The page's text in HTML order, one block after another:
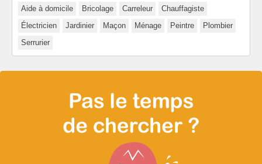
Aide à domicile Bricolage Carreleur
Chauffagiste
Électricien
Jardinier Maçon Ménage Peintre
Plombier
Serrurier